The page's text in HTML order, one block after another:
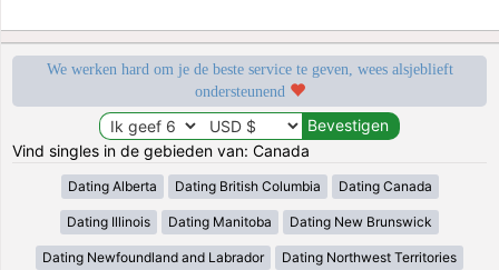
We werken hard om je de beste service te geven, wees alsjeblieft
ondersteunend
Vind singles in de gebieden van: Canada
Dating Alberta Dating British Columbia Dating Canada
Dating Illinois Dating Manitoba Dating New Brunswick
Dating Newfoundland and Labrador Dating Northwest Territories